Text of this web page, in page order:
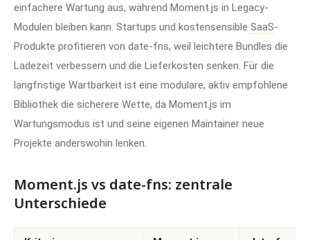
einfachere Wartung aus, während Moment.js in Legacy-
Modulen bleiben kann. Startups und kostensensible SaaS-
Produkte profitieren von date-fns, weil leichtere Bundles die
Ladezeit verbessern und die Lieferkosten senken. Für die
langfristige Wartbarkeit ist eine modulare, aktiv empfohlene
Bibliothek die sicherere Wette, da Moment.js im
Wartungsmodus ist und seine eigenen Maintainer neue
Projekte anderswohin lenken.
Moment.js vs date-fns: zentrale
Unterschiede